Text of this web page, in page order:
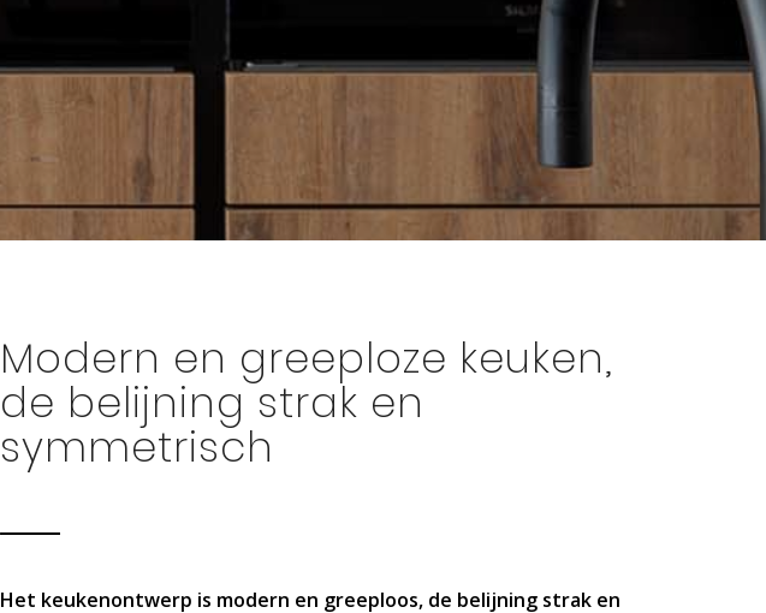
Modern en greeploze keuken,
de belijning strak en
symmetrisch
Het keukenontwerp is modern en greeploos, de belijning strak en